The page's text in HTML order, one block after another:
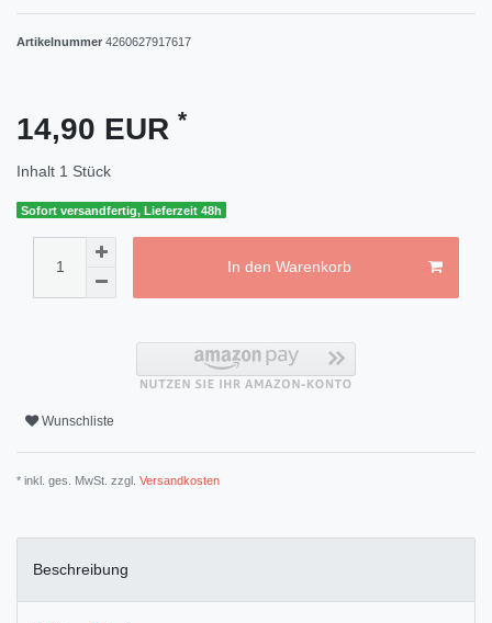
Artikelnummer 4260627917617
14,90 EUR *
Inhalt 1 Stück
Sofort versandfertig, Lieferzeit 48h
In den Warenkorb
Wunschliste
* inkl. ges. MwSt. zzgl. Versandkosten
Beschreibung